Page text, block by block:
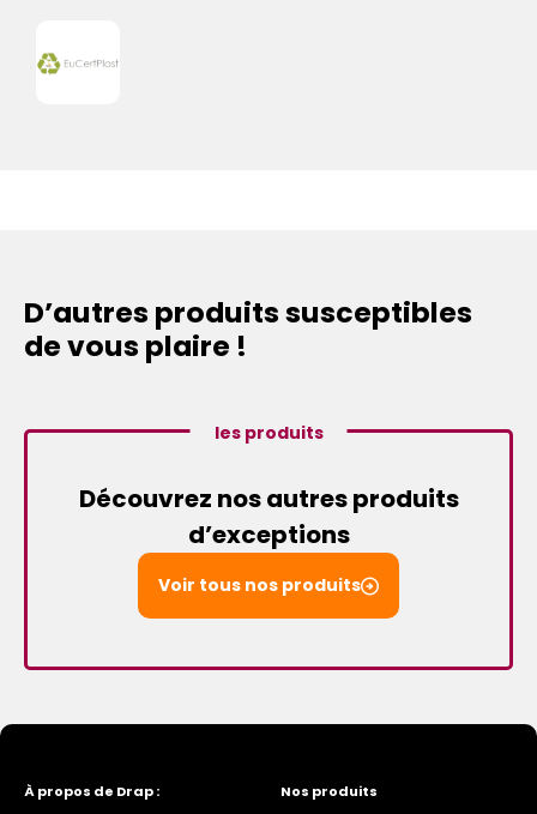
D’autres produits susceptibles
de vous plaire !
les produits
Découvrez nos autres produits
d’exceptions
Voir tous nos produits
À propos de Drap :
Nos produits